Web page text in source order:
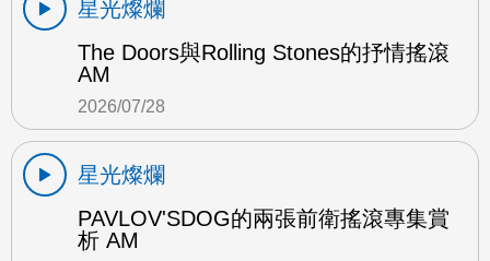
星光燦爛
The Doors與Rolling Stones的抒情搖滾
AM
2026/07/28
星光燦爛
PAVLOV'SDOG的兩張前衛搖滾專集賞
析 AM